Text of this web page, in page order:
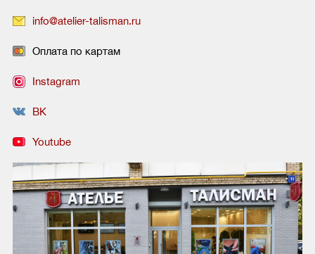
info@atelier-talisman.ru
Оплата по картам
Instagram
ВК
Youtube